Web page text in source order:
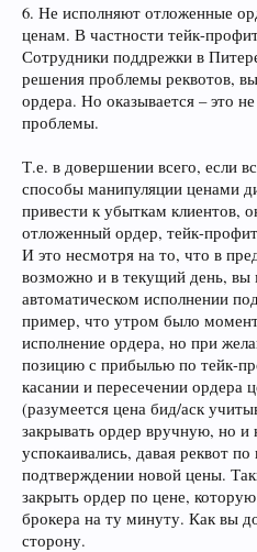
6. Не исполняют отложенные
ценам. В частности тейк-
Сотрудники поддрежки в
решения проблемы реквотов,
ордера. Но оказывается – это
проблемы.
Т.е. в довершении всего, если
способы манипуляции ценами
привести к убыткам клиентов,
отложенный ордер, тейк-
И это несмотря на то, что в
возможно и в текущий день, вы
автоматическом исполнении
пример, что утром было
исполнение ордера, но при
позицию с прибылью по тейк-
касании и пересечении ордера
(разумеется цена бид/аск
закрывать ордер вручную, но и
успокаивались, давая реквот
подтверждении новой цены.
закрыть ордер по цене,
брокера на ту минуту. Как вы
сторону.